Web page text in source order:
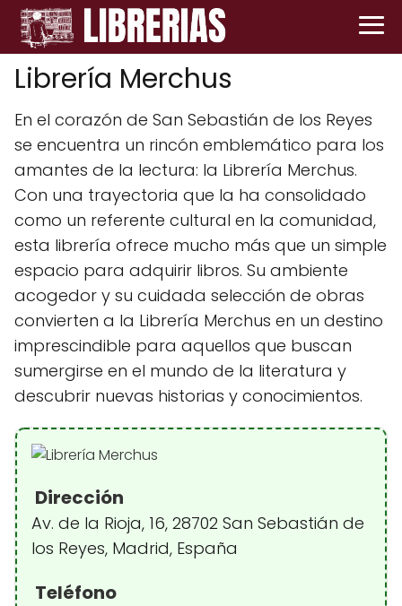
Librería Merchus
En el corazón de San Sebastián de los Reyes
se encuentra un rincón emblemático para los
amantes de la lectura: la Librería Merchus.
Con una trayectoria que la ha consolidado
como un referente cultural en la comunidad,
esta librería ofrece mucho más que un simple
espacio para adquirir libros. Su ambiente
acogedor y su cuidada selección de obras
convierten a la Librería Merchus en un destino
imprescindible para aquellos que buscan
sumergirse en el mundo de la literatura y
descubrir nuevas historias y conocimientos.
Dirección
Av. de la Rioja, 16, 28702 San Sebastián de
los Reyes, Madrid, España
Teléfono